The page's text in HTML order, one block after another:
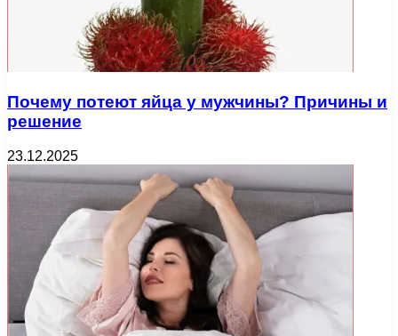
Почему потеют яйца у мужчины? Причины и
решение
23.12.2025